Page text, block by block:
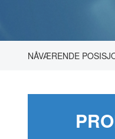
NÅVÆRENDE